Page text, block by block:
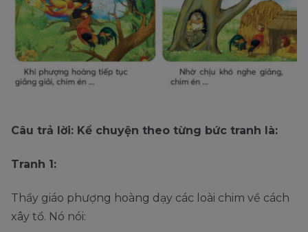
Câu trả lời: Kể chuyện theo từng bức tranh là:
Tranh 1:
Thầy giáo phượng hoàng dạy các loài chim về cách
xây tổ. Nó nói: